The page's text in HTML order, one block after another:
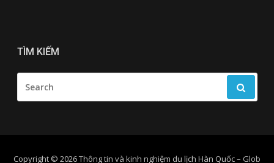
TÌM KIẾM
FOR:
Copyright © 2026 Thông tin và kinh nghiệm du lịch Hàn Quốc– Glob